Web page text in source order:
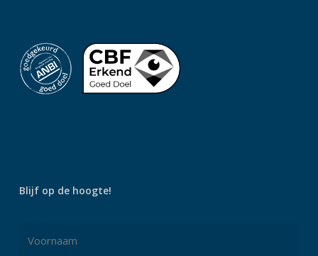
Blijf op de hoogte!